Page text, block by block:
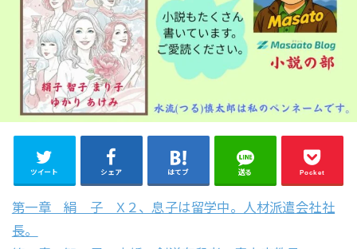
ツイート シェア はてブ 送る Pocket
第一章 絹 子 X２、息子は留学中。人材派遣会社社
長。